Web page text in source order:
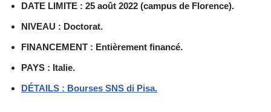
DATE LIMITE : 25 août 2022 (campus de Florence).
NIVEAU : Doctorat.
FINANCEMENT : Entièrement financé.
PAYS : Italie.
DÉTAILS : Bourses SNS di Pisa.